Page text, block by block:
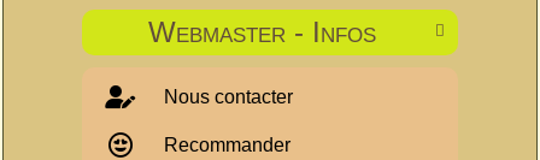

Webmaster - Infos
Nous contacter
Recommander